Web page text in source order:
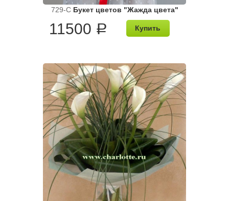
729-C Букет цветов "Жажда цвета"
11500 a Купить